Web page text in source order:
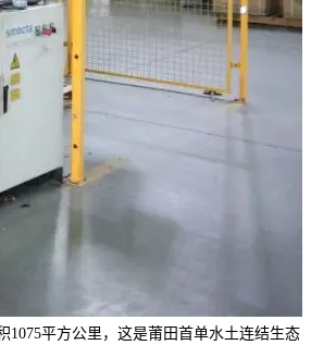
平方公里，这是莆田首单水土连结生态